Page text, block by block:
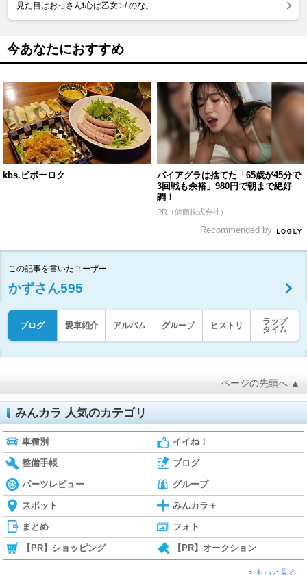
見た目はおっさん❗心は乙女✨/ のな。
今あなたにおすすめ
kbs.ビボーロク
バイアグラは捨てた「65歳が45分で
3回戦も余裕」980円で朝まで絶好
調！
PR（健商株式会社）
Recommended by
この記事を書いたユーザー
かずさん595
ブログ 愛車紹介 アルバム グループ ヒストリ
ラップ
タイム
ページの先頭へ ▲
みんカラ 人気のカテゴリ
車種別 イイね！
整備手帳 ブログ
パーツレビュー グループ
スポット みんカラ＋
まとめ フォト
【PR】ショッピング 【PR】オークション
もっと見る